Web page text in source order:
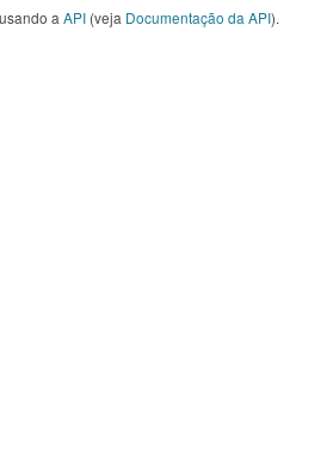
a API (veja Documentação da API).